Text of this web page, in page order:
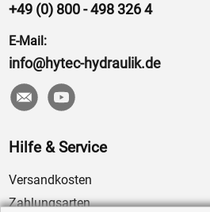
+49 (0) 800 - 498 326 4
E-Mail:
info@hytec-hydraulik.de
Hilfe & Service
Versandkosten
Zahlungsarten